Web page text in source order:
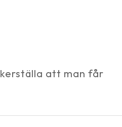
att man får